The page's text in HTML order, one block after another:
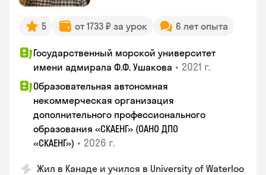
5 от 1733 ₽ за урок 6 лет опыта
Государственный морской университет
имени адмирала Ф.Ф. Ушакова • 2021 г.
Образовательная автономная
некоммерческая организация
дополнительного профессионального
образования «СКАЕНГ» (ОАНО ДПО
«СКАЕНГ») • 2026 г.
Жил в Канаде и учился в University of Waterloo